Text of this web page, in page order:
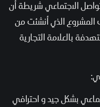
الاجتماعي شريطة أن
الذي أنشئت من
بالعلامة التجارية
بشكل جيد و احترافي